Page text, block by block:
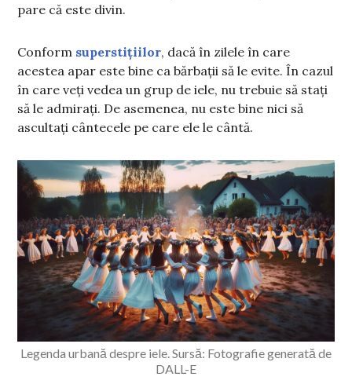
pare că este divin.
Conform superstițiilor, dacă în zilele în care
acestea apar este bine ca bărbații să le evite. În cazul
în care veți vedea un grup de iele, nu trebuie să stați
să le admirați. De asemenea, nu este bine nici să
ascultați cântecele pe care ele le cântă.
Legenda urbană despre iele. Sursă: Fotografie generată de
DALL-E